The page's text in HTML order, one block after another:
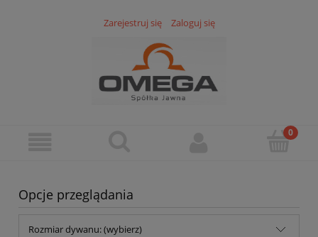
Zarejestruj się Zaloguj się
Opcje przeglądania
Rozmiar dywanu: (wybierz)